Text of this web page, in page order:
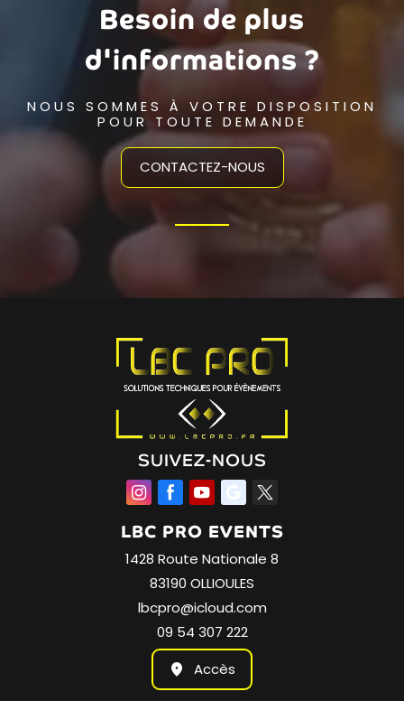
Besoin de plus
d'informations ?
NOUS SOMMES À VOTRE DISPOSITION
POUR TOUTE DEMANDE
CONTACTEZ-NOUS
SUIVEZ-NOUS
LBC PRO EVENTS
1428 Route Nationale 8
83190 OLLIOULES
lbcpro@icloud.com
09 54 307 222
Accès